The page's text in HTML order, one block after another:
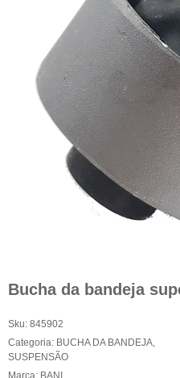
Bucha da bandeja
Sku: 845902
Categoria: BUCHA DA BANDEJA,
SUSPENSÃO
Marca: BANI